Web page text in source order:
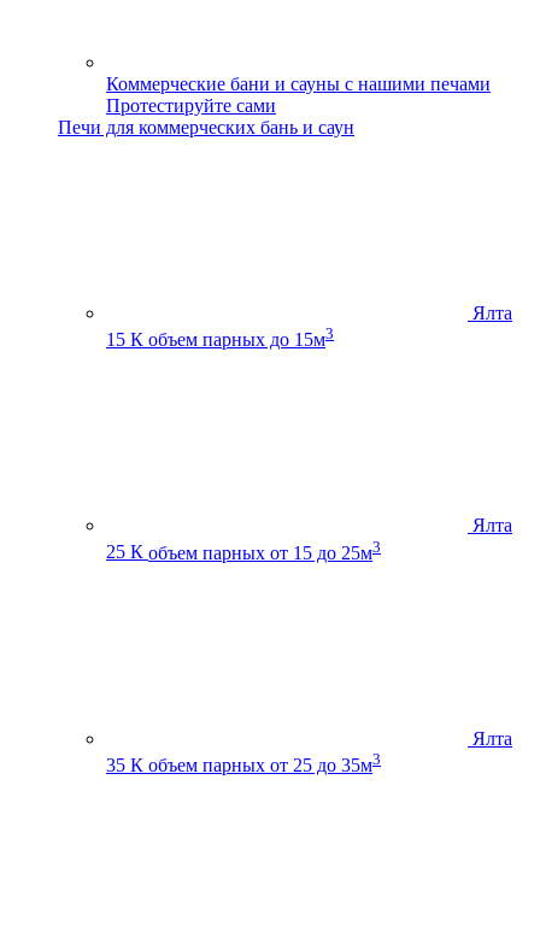
Коммерческие бани и сауны с нашими печами
Протестируйте сами
Печи для коммерческих бань и саун
Ялта
15 К объем парных до 15м3
Ялта
25 К объем парных от 15 до 25м3
Ялта
35 К объем парных от 25 до 35м3